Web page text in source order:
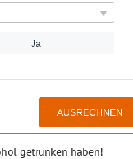
getrunken haben!